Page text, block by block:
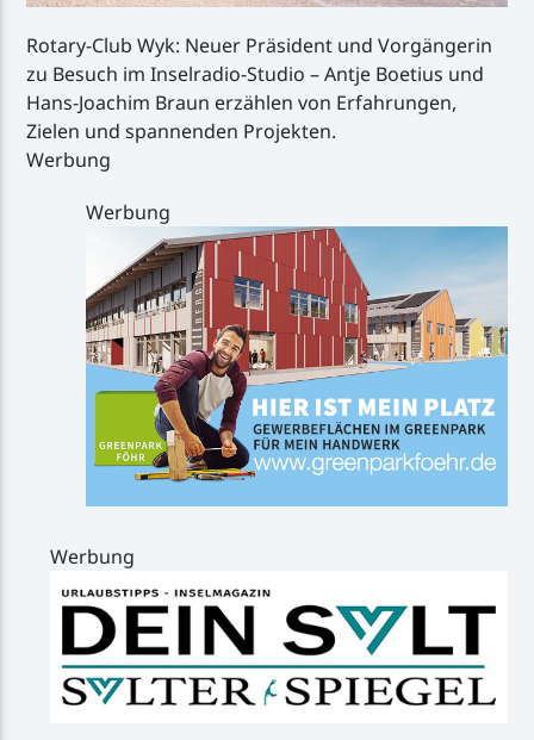
Rotary-Club Wyk: Neuer Präsident und Vorgängerin
zu Besuch im Inselradio-Studio – Antje Boetius und
Hans-Joachim Braun erzählen von Erfahrungen,
Zielen und spannenden Projekten.
Werbung
Werbung
Werbung